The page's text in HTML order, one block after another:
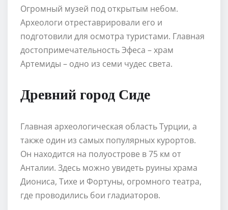
Огромный музей под открытым небом.
Археологи отреставрировали его и
подготовили для осмотра туристами. Главная
достопримечательность Эфеса – храм
Артемиды – одно из семи чудес света.
Древний город Сиде
Главная археологическая область Турции, а
также один из самых популярных курортов.
Он находится на полуострове в 75 км от
Анталии. Здесь можно увидеть руины храма
Диониса, Тихе и Фортуны, огромного театра,
где проводились бои гладиаторов.